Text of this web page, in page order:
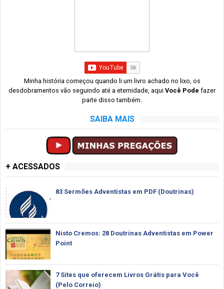
Minha história começou quando li um livro achado no lixo, os
desdobramentos vão seguindo até a eternidade, aqui Você Pode fazer
parte disso também.
SAIBA MAIS
+ ACESSADOS
83 Sermões Adventistas em PDF (Doutrinas)
Nisto Cremos: 28 Doutrinas Adventistas em Power
Point
7 Sites que oferecem Livros Grátis para Você
(Pelo Correio)